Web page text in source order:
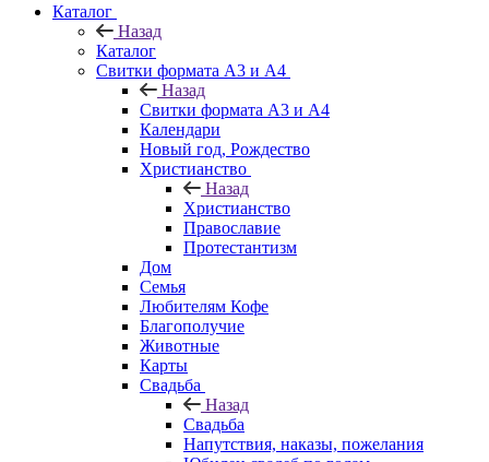
Каталог
Назад
Каталог
Свитки формата А3 и А4
Назад
Свитки формата А3 и А4
Календари
Новый год, Рождество
Христианство
Назад
Христианство
Православие
Протестантизм
Дом
Семья
Любителям Кофе
Благополучие
Животные
Карты
Свадьба
Назад
Свадьба
Напутствия, наказы, пожелания